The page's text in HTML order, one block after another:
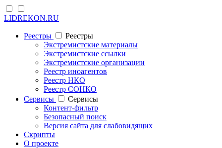
LIDREKON.RU
Реестры
Реестры
Экстремистские материалы
Экстремистские ссылки
Экстремистские организации
Реестр иноагентов
Реестр НКО
Реестр СОНКО
Cервисы
Cервисы
Контент-фильтр
Безопасный поиск
Версия сайта для слабовидящих
Скрипты
О проекте